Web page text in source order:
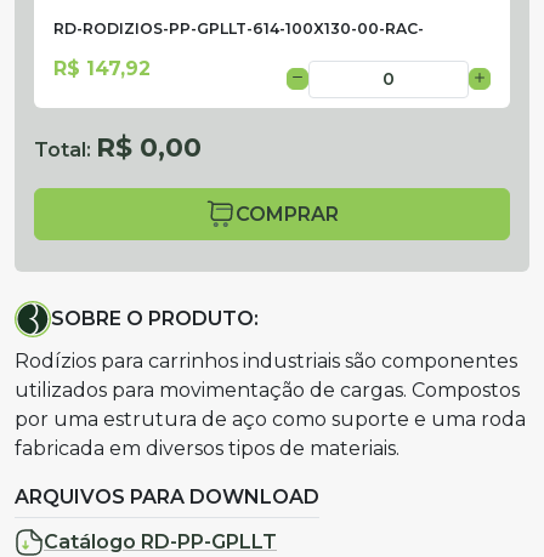
RD-RODIZIOS-PP-GPLLT-614-100X130-00-RAC-
R$ 147,92
Total: R$ 0,00
COMPRAR
SOBRE O PRODUTO:
Rodízios para carrinhos industriais são componentes
utilizados para movimentação de cargas. Compostos
por uma estrutura de aço como suporte e uma roda
fabricada em diversos tipos de materiais.
ARQUIVOS PARA DOWNLOAD
Catálogo RD-PP-GPLLT